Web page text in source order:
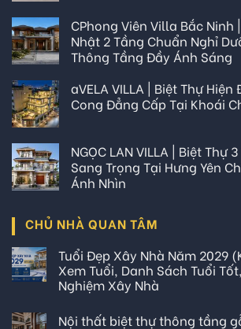
CPhong Viên Villa Bắc Ninh
Nhật 2 Tầng Chuẩn Nghỉ
Thông Tầng Đầy Ánh Sáng
aVELA VILLA | Biệt Thự
Cong Đẳng Cấp Tại Khoái
NGỌC LAN VILLA | Biệt Thự
Sang Trọng Tại Hưng Yên
Ánh Nhìn
CHỦ NHÀ QUAN TÂM
Tuổi Đẹp Xây Nhà Năm 2029
Xem Tuổi, Danh Sách Tuổi
Nghiệm Xây Nhà
Nội thất biệt thự thông tầng